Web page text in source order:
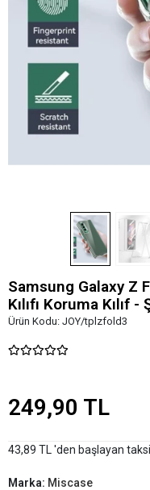
Samsung Galaxy Z
Kılıfı Koruma Kılıf
Ürün Kodu: JOY/tplzfold3
249,90 TL
43,89 TL 'den başlayan
Marka: Miscase